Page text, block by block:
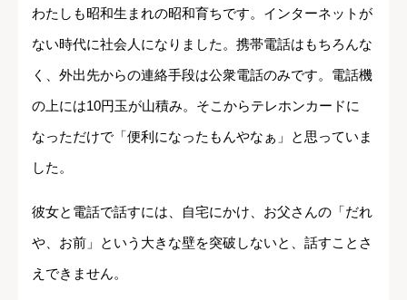
わたしも昭和生まれの昭和育ちです。インターネットが
ない時代に社会人になりました。携帯電話はもちろんな
く、外出先からの連絡手段は公衆電話のみです。電話機
の上には10円玉が山積み。そこからテレホンカードに
なっただけで「便利になったもんやなぁ」と思っていま
した。
彼女と電話で話すには、自宅にかけ、お父さんの「だれ
や、お前」という大きな壁を突破しないと、話すことさ
えできません。